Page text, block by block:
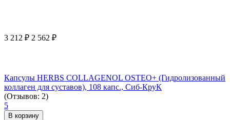
3 212 ₽ 2 562 ₽
Капсулы HERBS COLLAGENOL OSTEO+ (Гидролизованный
коллаген для суставов), 108 капс., Сиб-КруК
(Отзывов: 2)
5
В корзину